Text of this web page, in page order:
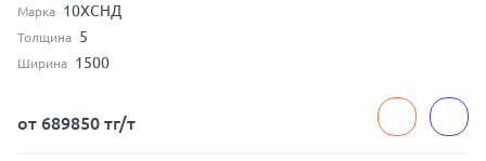
Марка 10ХСНД
Толщина 5
Ширина 1500
от 689850 тг/т